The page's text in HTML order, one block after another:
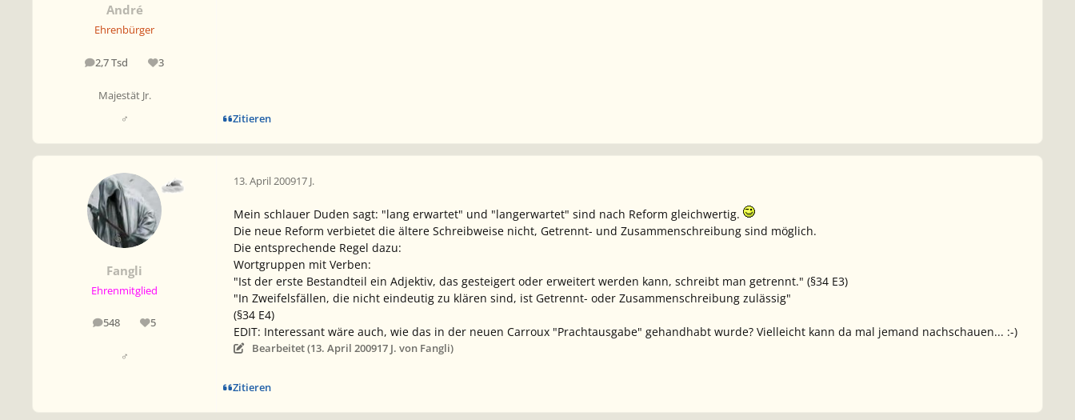
André
Ehrenbürger
2,7 Tsd
Beiträge 3
Reputation
Majestät Jr.
♂
Zitieren
Fangli
Ehrenmitglied
548
Beiträge 5
Reputation
♂
13. April 200917 J.
Mein schlauer Duden sagt: "lang erwartet" und "langerwartet" sind nach Reform gleichwertig.
Die neue Reform verbietet die ältere Schreibweise nicht, Getrennt- und Zusammenschreibung sind möglich.
Die entsprechende Regel dazu:
Wortgruppen mit Verben:
"Ist der erste Bestandteil ein Adjektiv, das gesteigert oder erweitert werden kann, schreibt man getrennt." (§34 E3)
"In Zweifelsfällen, die nicht eindeutig zu klären sind, ist Getrennt- oder Zusammenschreibung zulässig"
(§34 E4)
EDIT: Interessant wäre auch, wie das in der neuen Carroux "Prachtausgabe" gehandhabt wurde? Vielleicht kann da mal jemand nachschauen... :-)
Bearbeitet (13. April 200917 J. von Fangli)
Zitieren